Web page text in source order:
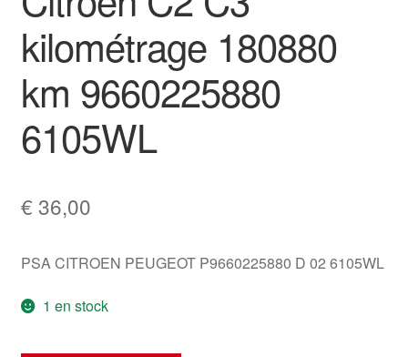
kilométrage 180880
km 9660225880
6105WL
€ 36,00
PSA CITROEN PEUGEOT P9660225880 D 02 6105WL
1 en stock